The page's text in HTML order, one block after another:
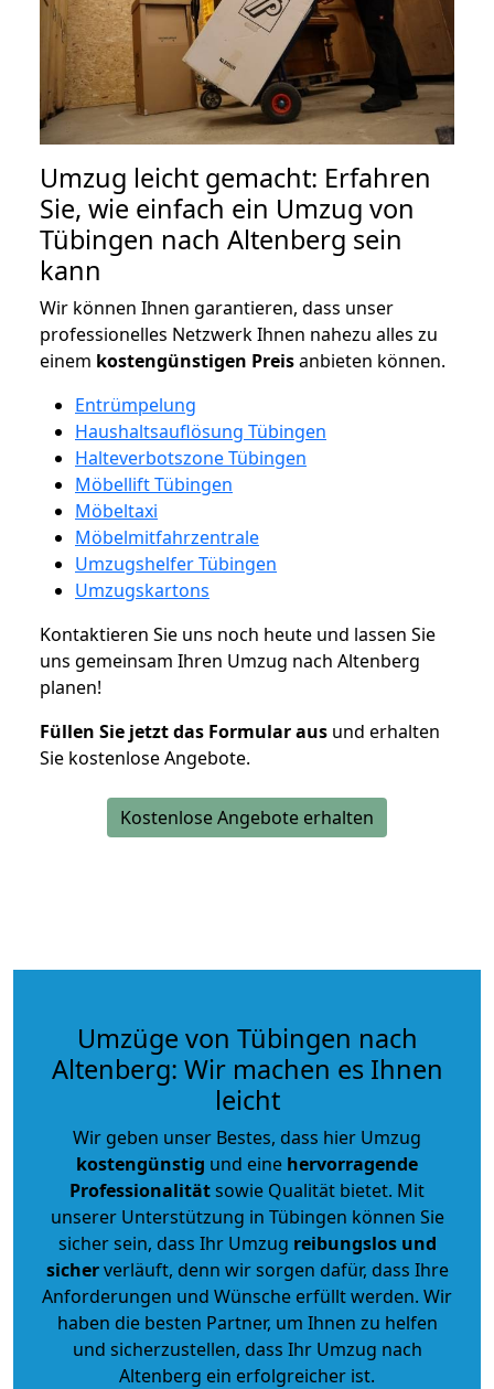
Umzug leicht gemacht: Erfahren
Sie, wie einfach ein Umzug von
Tübingen nach Altenberg sein
kann
Wir können Ihnen garantieren, dass unser
professionelles Netzwerk Ihnen nahezu alles zu
einem kostengünstigen Preisanbieten können.
Entrümpelung
Haushaltsauflösung Tübingen
Halteverbotszone Tübingen
Möbellift Tübingen
Möbeltaxi
Möbelmitfahrzentrale
Umzugshelfer Tübingen
Umzugskartons
Kontaktieren Sie uns noch heute und lassen Sie
uns gemeinsam Ihren Umzug nach Altenberg
planen!
Füllen Sie jetzt das Formular aus und erhalten
Sie kostenlose Angebote.
Kostenlose Angebote erhalten
Umzüge von Tübingen nach
Altenberg: Wir machen es Ihnen
leicht
Wir geben unser Bestes, dass hier Umzug
kostengünstig und eine hervorragende
Professionalitätsowie Qualität bietet. Mit
unserer Unterstützung in Tübingen können Sie
sicher sein, dass Ihr Umzug reibungslos und
sicherverläuft, denn wir sorgen dafür, dass Ihre
Anforderungen und Wünsche erfüllt werden. Wir
haben die besten Partner, um Ihnen zu helfen
und sicherzustellen, dass Ihr Umzug nach
Altenberg ein erfolgreicher ist.